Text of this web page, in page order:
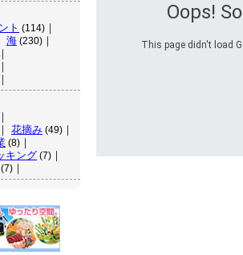
ト (114) ｜
海 (230) ｜
｜
｜
｜
｜
｜ 花摘み (49) ｜
(8) ｜
キング (7) ｜
(7) ｜
Oops!
This page didn't load